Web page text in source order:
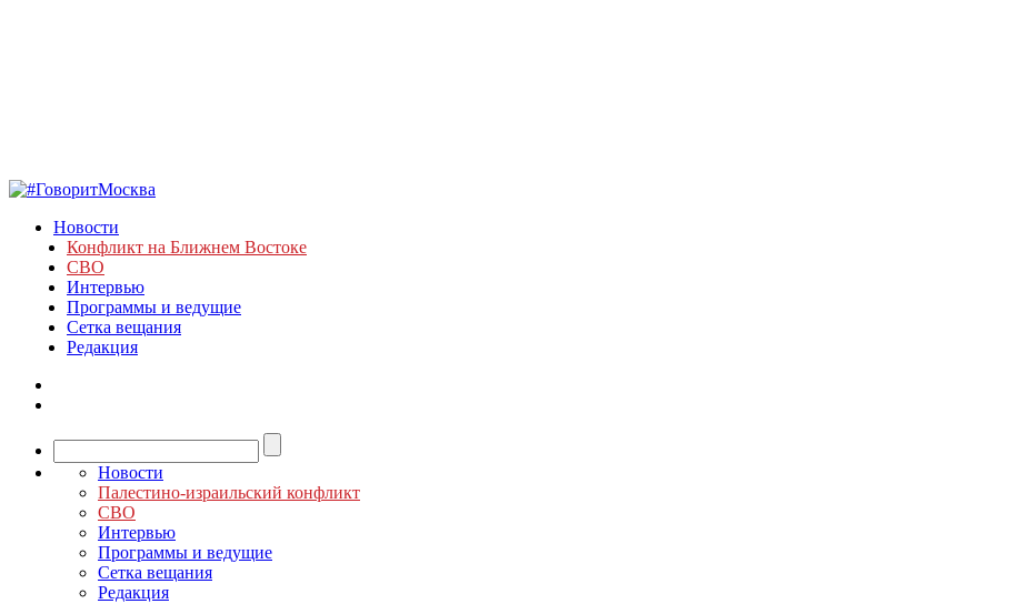
Новости
Конфликт на Ближнем Востоке
СВО
Интервью
Программы и ведущие
Сетка вещания
Редакция
Новости
Палестино-израильский конфликт
СВО
Интервью
Программы и ведущие
Сетка вещания
Редакция